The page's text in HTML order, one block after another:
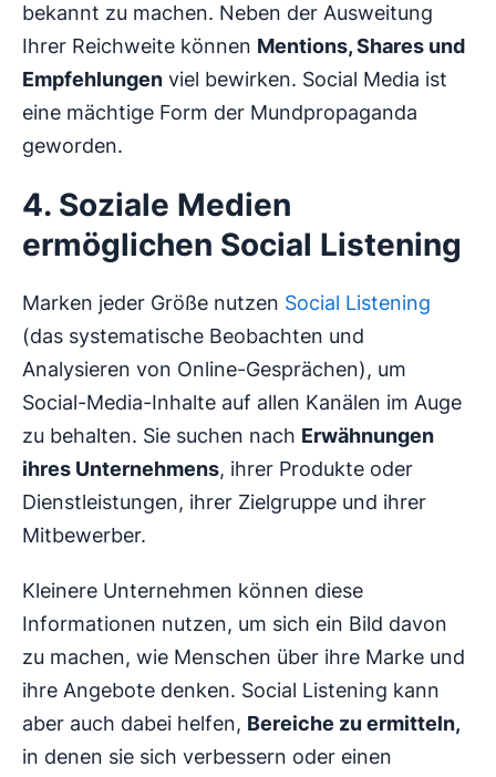
bekannt zu machen. Neben der Ausweitung
Ihrer Reichweite können Mentions, Shares und
Empfehlungen viel bewirken. Social Media ist
eine mächtige Form der Mundpropaganda
geworden.
4. Soziale Medien
ermöglichen Social Listening
Marken jeder Größe nutzen Social Listening
(das systematische Beobachten und
Analysieren von Online-Gesprächen), um
Social-Media-Inhalte auf allen Kanälen im Auge
zu behalten. Sie suchen nach Erwähnungen
ihres Unternehmens, ihrer Produkte oder
Dienstleistungen, ihrer Zielgruppe und ihrer
Mitbewerber.
Kleinere Unternehmen können diese
Informationen nutzen, um sich ein Bild davon
zu machen, wie Menschen über ihre Marke und
ihre Angebote denken. Social Listening kann
aber auch dabei helfen, Bereiche zu ermitteln,
in denen sie sich verbessern oder einen